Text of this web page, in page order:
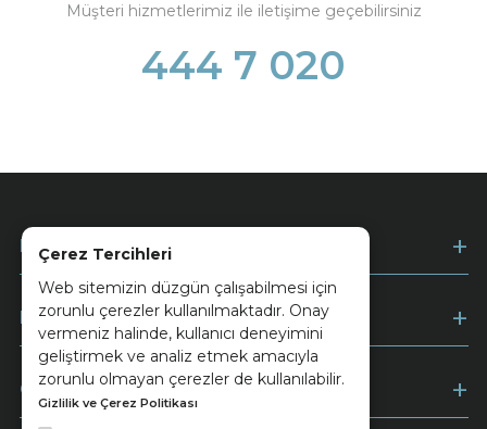
Çerez Tercihleri
Web sitemizin düzgün çalışabilmesi için
zorunlu çerezler kullanılmaktadır. Onay
vermeniz halinde, kullanıcı deneyimini
geliştirmek ve analiz etmek amacıyla
zorunlu olmayan çerezler de kullanılabilir.
Gizlilik ve Çerez Politikası
Müşteri hizmetlerimiz ile iletişime geçebilirsiniz
444 7 020
Kurumsal
Müşteri Hizmetleri
Ödeme